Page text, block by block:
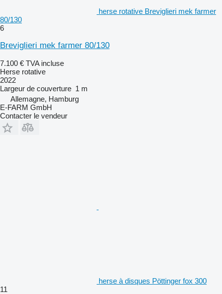
herse rotative Breviglieri mek farmer
80/130
6
Breviglieri mek farmer 80/130
7.100 € TVA incluse
Herse rotative
2022
Largeur de couverture 1 m
Allemagne, Hamburg
E-FARM GmbH
Contacter le vendeur
herse à disques Pöttinger fox 300
11